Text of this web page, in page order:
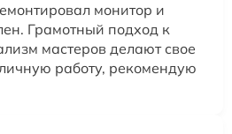
монитор и
Грамотный подход к
мастеров делают свое
работу, рекомендую